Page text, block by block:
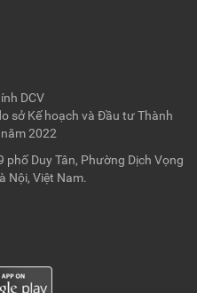
DCV
sở Kế hoạch và Đầu tư Thành
2022
phố Duy Tân, Phường Dịch Vọng
Nội, Việt Nam.